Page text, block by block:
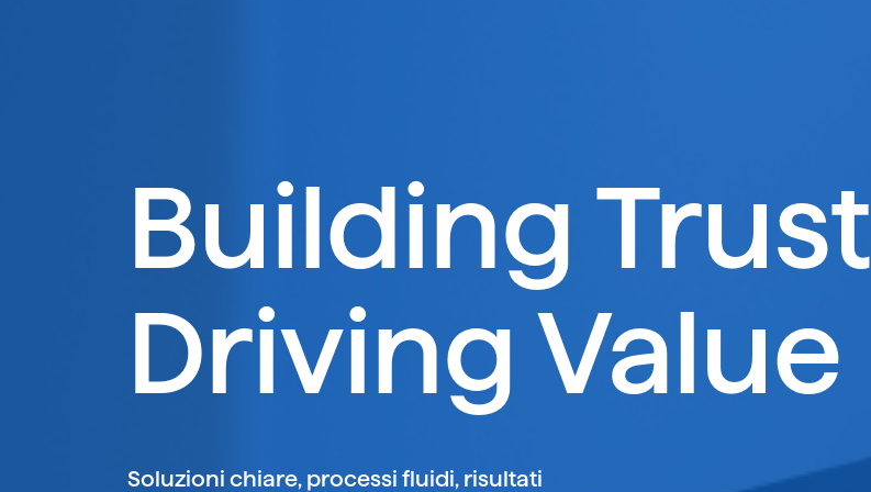
Building Trust
Driving Value
Soluzioni chiare, processi fluidi, risultati